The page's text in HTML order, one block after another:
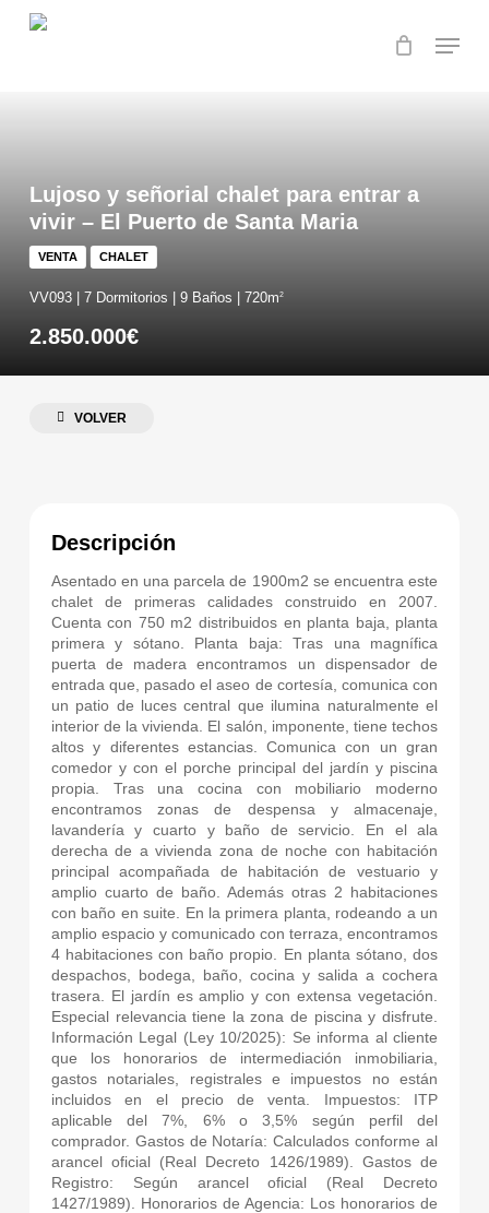
Skip
Menu
Lujoso y señorial chalet para entrar a
vivir – El Puerto de Santa Maria
VENTA CHALET
VV093 | 7 Dormitorios | 9 Baños | 720m2
2.850.000€
VOLVER
Descripción
Asentado en una parcela de 1900m2 se encuentra este
chalet de primeras calidades construido en 2007.
Cuenta con 750 m2 distribuidos en planta baja, planta
primera y sótano. Planta baja: Tras una magnífica
puerta de madera encontramos un dispensador de
entrada que, pasado el aseo de cortesía, comunica con
un patio de luces central que ilumina naturalmente el
interior de la vivienda. El salón, imponente, tiene techos
altos y diferentes estancias. Comunica con un gran
comedor y con el porche principal del jardín y piscina
propia. Tras una cocina con mobiliario moderno
encontramos zonas de despensa y almacenaje,
lavandería y cuarto y baño de servicio. En el ala
derecha de a vivienda zona de noche con habitación
principal acompañada de habitación de vestuario y
amplio cuarto de baño. Además otras 2 habitaciones
con baño en suite. En la primera planta, rodeando a un
amplio espacio y comunicado con terraza, encontramos
4 habitaciones con baño propio. En planta sótano, dos
despachos, bodega, baño, cocina y salida a cochera
trasera. El jardín es amplio y con extensa vegetación.
Especial relevancia tiene la zona de piscina y disfrute.
Información Legal (Ley 10/2025): Se informa al cliente
que los honorarios de intermediación inmobiliaria,
gastos notariales, registrales e impuestos no están
incluidos en el precio de venta. Impuestos: ITP
aplicable del 7%, 6% o 3,5% según perfil del
comprador. Gastos de Notaría: Calculados conforme al
arancel oficial (Real Decreto 1426/1989). Gastos de
Registro: Según arancel oficial (Real Decreto
1427/1989). Honorarios de Agencia: Los honorarios de